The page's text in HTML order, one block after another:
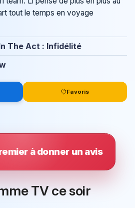
tout le temps en voyage
The Act : Infidélité
Favoris
à donner un avis
TV ce soir